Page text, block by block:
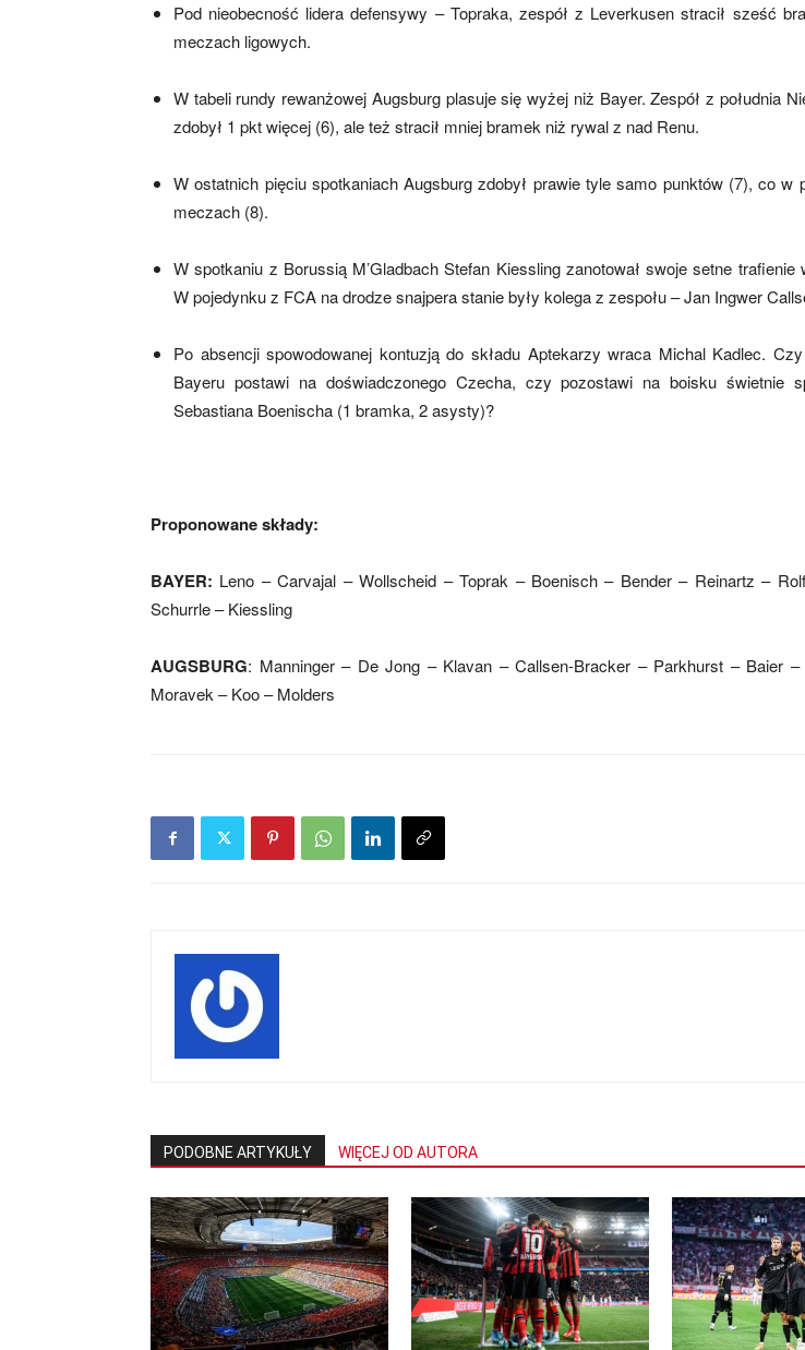
Pod nieobecność lidera defensywy – Topraka, zespół z Leverkusen stracił sześć
meczach ligowych.
W tabeli rundy rewanżowej Augsburg plasuje się wyżej niż Bayer. Zespół z południa
zdobył 1 pkt więcej (6), ale też stracił mniej bramek niż rywal z nad Renu.
W ostatnich pięciu spotkaniach Augsburg zdobył prawie tyle samo punktów (7), co w
meczach (8).
W spotkaniu z Borussią M’Gladbach Stefan Kiessling zanotował swoje setne trafienie
W pojedynku z FCA na drodze snajpera stanie były kolega z zespołu – Jan Ingwer
Po absencji spowodowanej kontuzją do składu Aptekarzy wraca Michal Kadlec.
Bayeru postawi na doświadczonego Czecha, czy pozostawi na boisku świetnie
Sebastiana Boenischa (1 bramka, 2 asysty)?
Proponowane składy:
BAYER: Leno – Carvajal – Wollscheid – Toprak – Boenisch – Bender – Reinartz –
Schurrle – Kiessling
AUGSBURG: Manninger – De Jong – Klavan – Callsen-Bracker – Parkhurst – Baier
Moravek – Koo – Molders
PODOBNE ARTYKUŁY WIĘCEJ OD AUTORA